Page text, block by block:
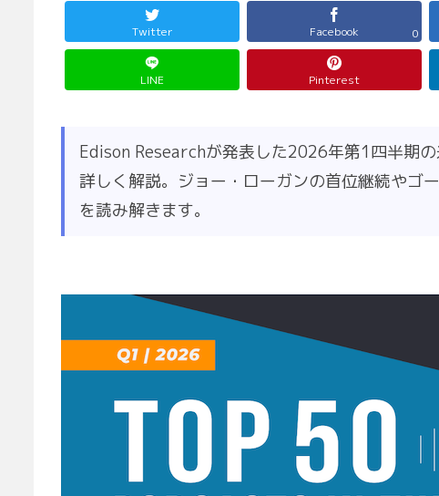
Twitter Facebook 0
LINE Pinterest
Edison Researchが発表した2026年第1四半期
詳しく解説。ジョー・ローガンの首位継続やゴ
を読み解きます。